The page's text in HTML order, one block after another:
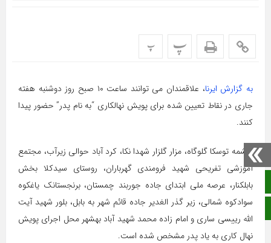
صفحه نخست
پ پ
به گزارش ایرنا
، علاقمندان می توانند ساعت ۱۰ صبح روز دوشنبه هفته
جاری در نقاط تعیین شده برای پویش نهالکاری “به نام پدر” حضور پیدا
کنند.
چشمه توسکا گلوگاه، مزار گلزار شهدا نکا، کرد آباد حوالی زیرآب، مجتمع
آموزشی تفریحی شهید فرومندی گهرباران، روستای سیدکلا بخش
بابلکنار، عرصه ملی ابتدای جاده جوربند چمستان، برنجستانک یاغکوه
سوادکوه شمالی، زیر گذر الغدیر جاده قائم شهر به بابل، بلور شهید آیت
الله رییسی ساری و امام زاده محمد شهید آباد بهشهر محل اجرای پویش
نهال کاری به یاد پدر مشخص شده است.